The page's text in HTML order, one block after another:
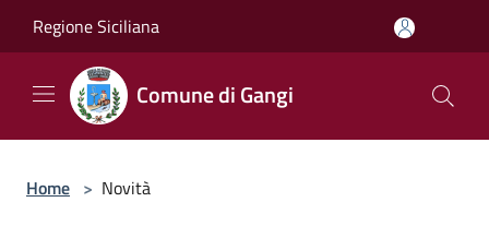
Regione Siciliana
Comune di Gangi
Home > Novità